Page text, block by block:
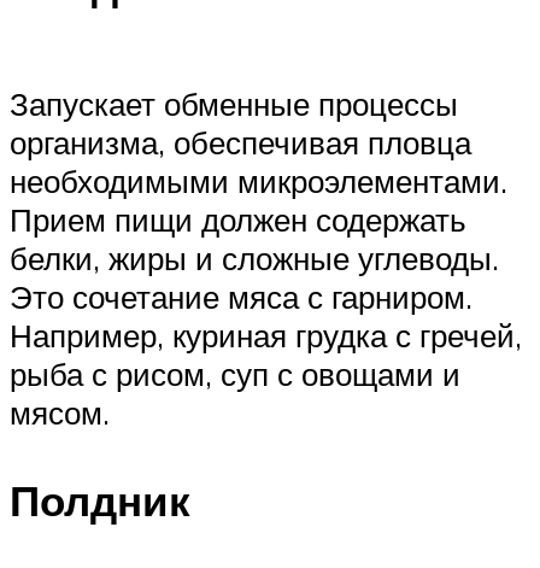
Запускает обменные процессы
организма, обеспечивая пловца
необходимыми микроэлементами.
Прием пищи должен содержать
белки, жиры и сложные углеводы.
Это сочетание мяса с гарниром.
Например, куриная грудка с гречей,
рыба с рисом, суп с овощами и
мясом.
Полдник